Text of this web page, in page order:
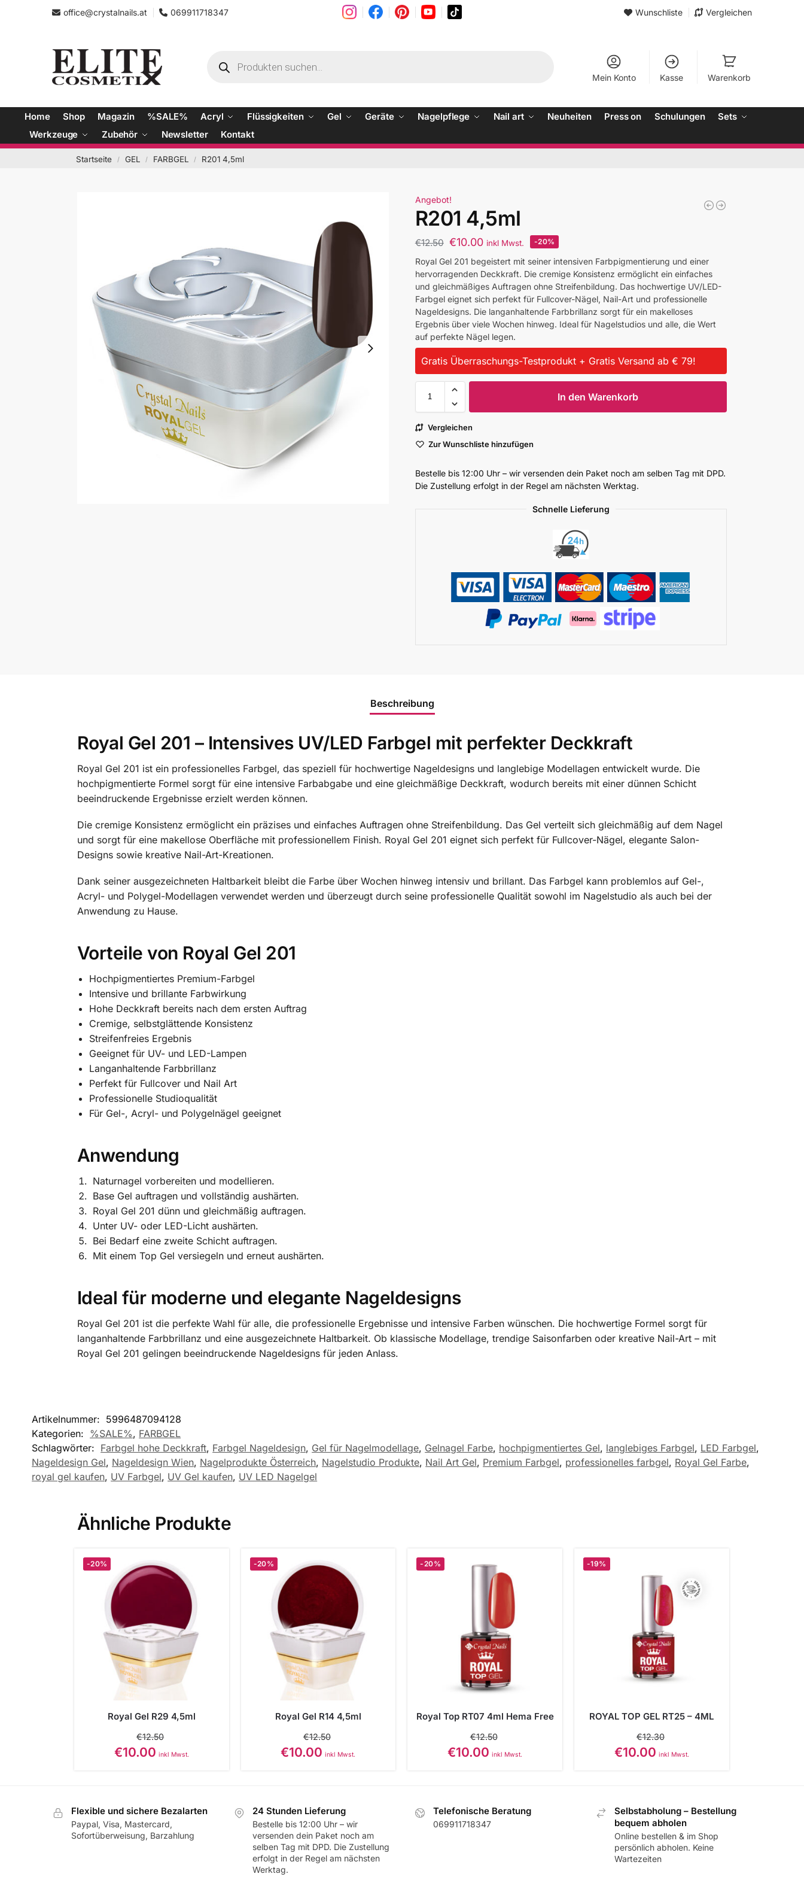
office@crystalnails.at 069911718347 Wunschliste Vergleichen
Mein Konto Kasse Warenkorb
Home Shop Magazin %SALE% Acryl Flüssigkeiten Gel Geräte Nagelpflege Nail art Neuheiten Press on Schulungen
Sets
Werkzeuge
Zubehör Newsletter Kontakt
Startseite / GEL / FARBGEL / R201 4,5ml
Angebot!
R201 4,5ml
€12.50 €10.00 inkl Mwst. -20%
Royal Gel 201 begeistert mit seiner intensiven Farbpigmentierung und einer
hervorragenden Deckkraft. Die cremige Konsistenz ermöglicht ein einfaches
und gleichmäßiges Auftragen ohne Streifenbildung. Das hochwertige UV/LED-
Farbgel eignet sich perfekt für Fullcover-Nägel, Nail-Art und professionelle
Nageldesigns. Die langanhaltende Farbbrillanz sorgt für ein makelloses
Ergebnis über viele Wochen hinweg. Ideal für Nagelstudios und alle, die Wert
auf perfekte Nägel legen.
Gratis Überraschungs-Testprodukt + Gratis Versand ab € 79!
In den Warenkorb
Vergleichen
Zur Wunschliste hinzufügen
Bestelle bis 12:00 Uhr – wir versenden dein Paket noch am selben Tag mit DPD.
Die Zustellung erfolgt in der Regel am nächsten Werktag.
Schnelle Lieferung
Beschreibung
Royal Gel 201 – Intensives UV/LED Farbgel mit perfekter Deckkraft
Royal Gel 201 ist ein professionelles Farbgel, das speziell für hochwertige Nageldesigns und langlebige Modellagen entwickelt wurde. Die
hochpigmentierte Formel sorgt für eine intensive Farbabgabe und eine gleichmäßige Deckkraft, wodurch bereits mit einer dünnen Schicht
beeindruckende Ergebnisse erzielt werden können.
Die cremige Konsistenz ermöglicht ein präzises und einfaches Auftragen ohne Streifenbildung. Das Gel verteilt sich gleichmäßig auf dem Nagel
und sorgt für eine makellose Oberfläche mit professionellem Finish. Royal Gel 201 eignet sich perfekt für Fullcover-Nägel, elegante Salon-
Designs sowie kreative Nail-Art-Kreationen.
Dank seiner ausgezeichneten Haltbarkeit bleibt die Farbe über Wochen hinweg intensiv und brillant. Das Farbgel kann problemlos auf Gel-,
Acryl- und Polygel-Modellagen verwendet werden und überzeugt durch seine professionelle Qualität sowohl im Nagelstudio als auch bei der
Anwendung zu Hause.
Vorteile von Royal Gel 201
Hochpigmentiertes Premium-Farbgel
Intensive und brillante Farbwirkung
Hohe Deckkraft bereits nach dem ersten Auftrag
Cremige, selbstglättende Konsistenz
Streifenfreies Ergebnis
Geeignet für UV- und LED-Lampen
Langanhaltende Farbbrillanz
Perfekt für Fullcover und Nail Art
Professionelle Studioqualität
Für Gel-, Acryl- und Polygelnägel geeignet
Anwendung
Naturnagel vorbereiten und modellieren.
Base Gel auftragen und vollständig aushärten.
Royal Gel 201 dünn und gleichmäßig auftragen.
Unter UV- oder LED-Licht aushärten.
Bei Bedarf eine zweite Schicht auftragen.
Mit einem Top Gel versiegeln und erneut aushärten.
Ideal für moderne und elegante Nageldesigns
Royal Gel 201 ist die perfekte Wahl für alle, die professionelle Ergebnisse und intensive Farben wünschen. Die hochwertige Formel sorgt für
langanhaltende Farbbrillanz und eine ausgezeichnete Haltbarkeit. Ob klassische Modellage, trendige Saisonfarben oder kreative Nail-Art – mit
Royal Gel 201 gelingen beeindruckende Nageldesigns für jeden Anlass.
Artikelnummer: 5996487094128
Kategorien: %SALE%, FARBGEL
Schlagwörter: Farbgel hohe Deckkraft, Farbgel Nageldesign, Gel für Nagelmodellage, Gelnagel Farbe, hochpigmentiertes Gel, langlebiges Farbgel, LED Farbgel,
Nageldesign Gel, Nageldesign Wien, Nagelprodukte Österreich, Nagelstudio Produkte, Nail Art Gel, Premium Farbgel, professionelles farbgel, Royal Gel Farbe,
royal gel kaufen, UV Farbgel, UV Gel kaufen, UV LED Nagelgel
Ähnliche Produkte
-20%
Royal Gel R29 4,5ml
€12.50
€10.00 inkl Mwst.
-20%
Royal Gel R14 4,5ml
€12.50
€10.00 inkl Mwst.
-20%
Royal Top RT07 4ml Hema Free
€12.50
€10.00 inkl Mwst.
-19%
ROYAL TOP GEL RT25 – 4ML
€12.30
€10.00 inkl Mwst.
Flexible und sichere Bezalarten
Paypal, Visa, Mastercard,
Sofortüberweisung, Barzahlung
24 Stunden Lieferung
Bestelle bis 12:00 Uhr – wir
versenden dein Paket noch am
selben Tag mit DPD. Die Zustellung
erfolgt in der Regel am nächsten
Werktag.
Telefonische Beratung
069911718347
Selbstabholung – Bestellung
bequem abholen
Online bestellen & im Shop
persönlich abholen. Keine
Wartezeiten